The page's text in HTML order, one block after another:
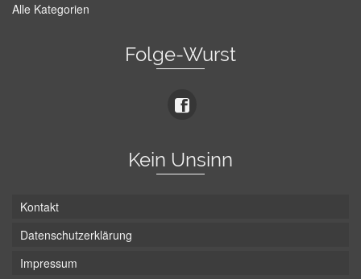
Alle Kategorien
Folge-Wurst
Kein Unsinn
Kontakt
Datenschutzerklärung
Impressum